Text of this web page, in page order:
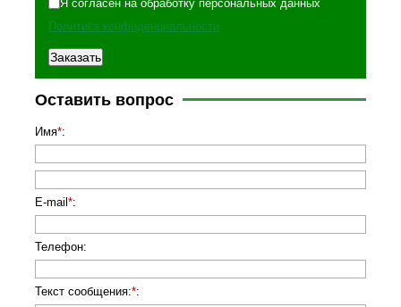
Я согласен на обработку персональных данных
Политика конфиденциальности
Оставить вопрос
Имя*:
E-mail *:
Телефон:
Текст сообщения:*: